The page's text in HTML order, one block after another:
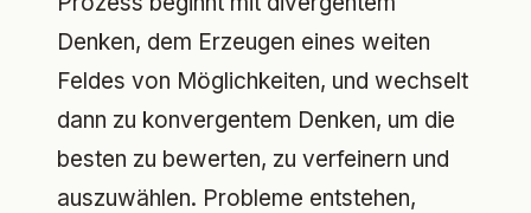
Denken, dem Erzeugen eines weiten
Feldes von Möglichkeiten, und wechselt
dann zu konvergentem Denken, um die
besten zu bewerten, zu verfeinern und
auszuwählen. Probleme entstehen,